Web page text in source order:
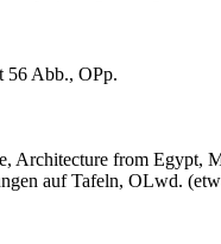
56 Abb., OPp.
Architecture from Egypt,
auf Tafeln, OLwd.